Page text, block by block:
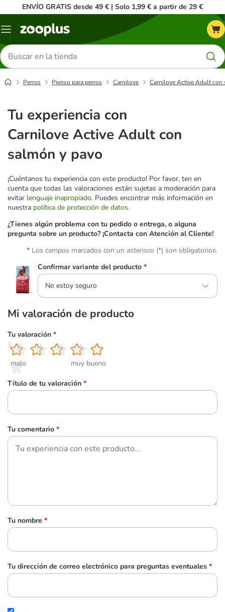
ENVÍO GRATIS desde 49 € | Solo 1,99 € a partir de 29 €
Menú
Buscar
productos
Perros Pienso para perros Carnilove Carnilove Active Adult con
Tu experiencia con
Carnilove Active Adult con
salmón y pavo
¡Cuéntanos tu experiencia con este producto! Por favor, ten en
cuenta que todas las valoraciones están sujetas a moderación para
evitar lenguaje inapropiado. Puedes encontrar más información en
nuestra política de protección de datos.
¿Tienes algún problema con tu pedido o entrega, o alguna
pregunta sobre un producto? ¡Contacta con Atención al Cliente!
Los campos marcados con un asterisco (*) son obligatorios.
Confirmar variante del producto *
No estoy seguro
Mi valoración de producto
Tu valoración *
1
malo
2
3
4
5
muy bueno
Título de tu valoración *
Tu comentario *
Tu nombre *
Tu dirección de correo electrónico para preguntas eventuales *